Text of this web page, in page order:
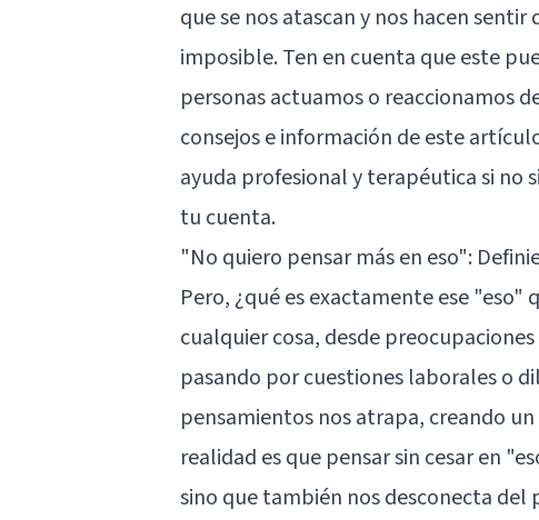
que se nos atascan y nos hacen
imposible. Ten en cuenta que este
personas actuamos o reaccionamos
consejos e información de este
ayuda profesional y terapéutica si no
tu cuenta.
"No quiero pensar más en eso":
Pero, ¿qué es exactamente ese "eso"
cualquier cosa, desde
pasando por cuestiones laborales o
pensamientos nos atrapa, creando
realidad es que pensar sin cesar en
sino que también nos desconecta